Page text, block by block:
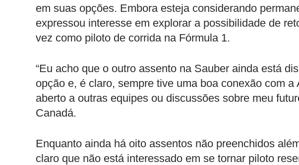
em suas opções. Embora esteja considerando
expressou interesse em explorar a possibilidade de
vez como piloto de corrida na Fórmula 1.
“Eu acho que o outro assento na Sauber ainda está
opção e, é claro, sempre tive uma boa conexão com
aberto a outras equipes ou discussões sobre meu
Canadá.
Enquanto ainda há oito assentos não preenchidos
claro que não está interessado em se tornar piloto